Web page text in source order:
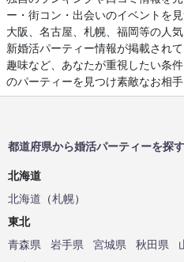
ー・街コン・出会いのイベントを
大阪、名古屋、札幌、福岡等の人
新婚活パーティー情報が掲載され
趣味など、あなたが重視したい条
のパーティーを見つけ素敵なお相手
都道府県から婚活パーティーを探す
北海道
北海道 （札幌）
東北
青森県
岩手県 宮城県 秋田県